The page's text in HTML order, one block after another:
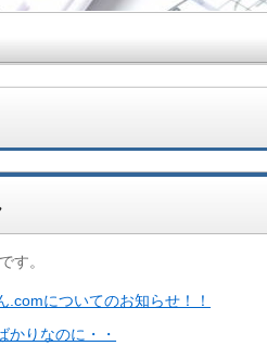
す。
.comについてのお知らせ！！
かりなのに・・
さん.COM～空